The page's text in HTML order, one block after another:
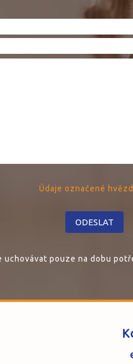
Údaje označené
uchovávat pouze na dobu